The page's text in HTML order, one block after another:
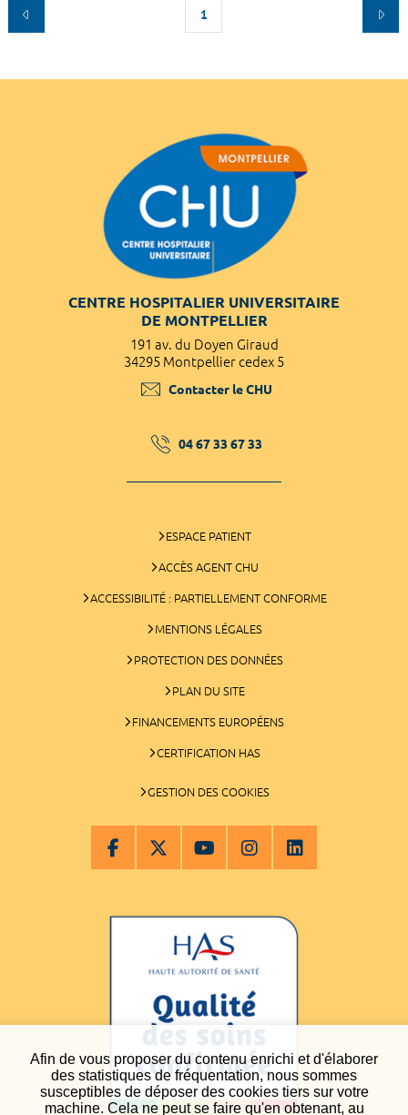
Afin de vous proposer du contenu enrichi et d'élaborer
des statistiques de fréquentation, nous sommes
susceptibles de déposer des cookies tiers sur votre
machine. Cela ne peut se faire qu'en obtenant, au
1
CENTRE HOSPITALIER UNIVERSITAIRE
DE MONTPELLIER
191 av. du Doyen Giraud
34295 Montpellier cedex 5
Contacter le CHU
04 67 33 67 33
ESPACE PATIENT
ACCÈS AGENT CHU
ACCESSIBILITÉ : PARTIELLEMENT CONFORME
MENTIONS LÉGALES
PROTECTION DES DONNÉES
PLAN DU SITE
FINANCEMENTS EUROPÉENS
CERTIFICATION HAS
GESTION DES COOKIES